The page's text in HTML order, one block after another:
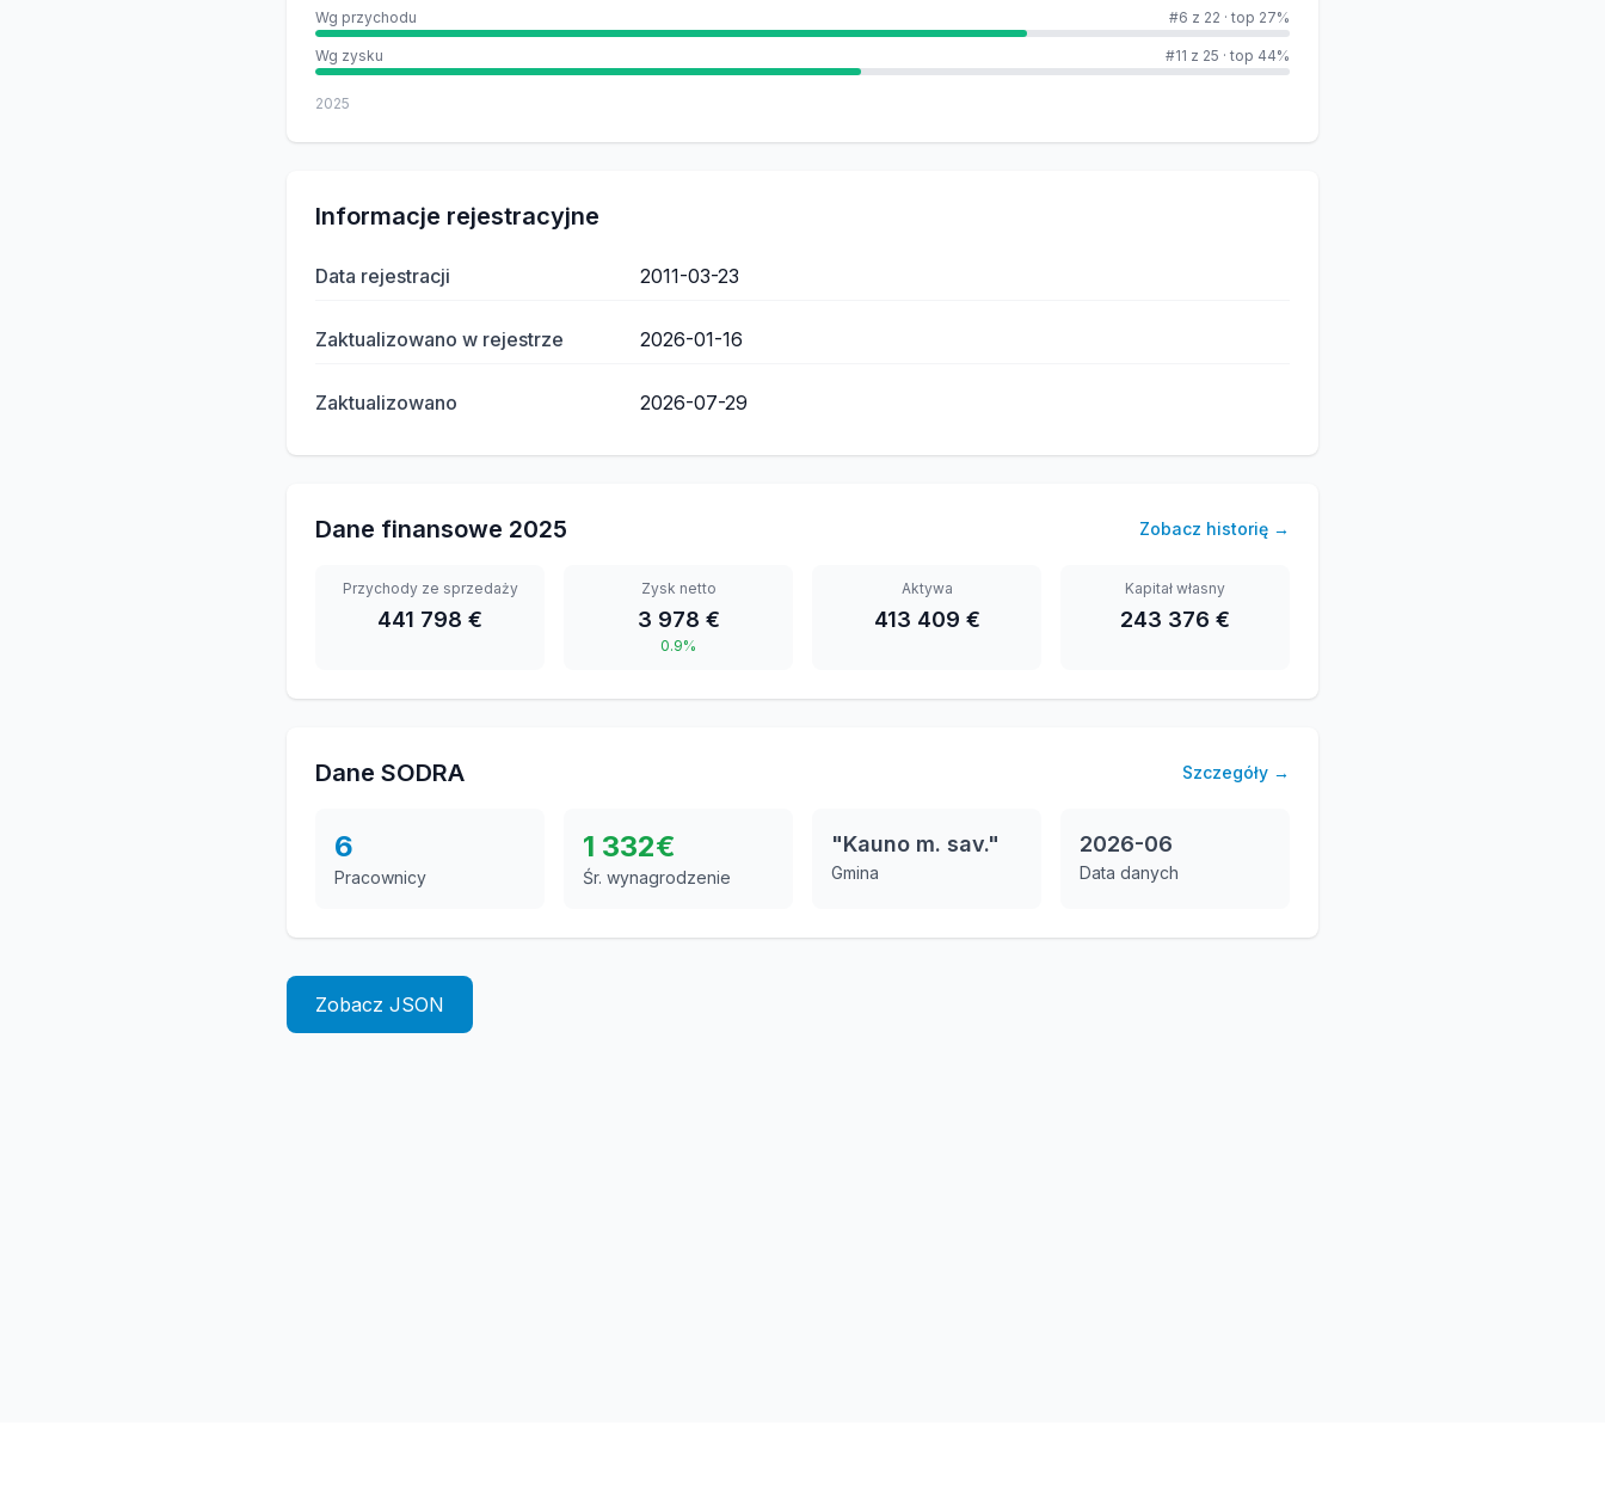
Wg przychodu #6 z 22 · top 27%
Wg zysku #11 z 25 · top 44%
2025
Informacje rejestracyjne
Data rejestracji 2011-03-23
Zaktualizowano w rejestrze 2026-01-16
Zaktualizowano 2026-07-29
Dane finansowe 2025 Zobacz historię →
Przychody ze sprzedaży
441 798 €
Zysk netto
3 978 €
0.9%
Aktywa
413 409 €
Kapitał własny
243 376 €
Dane SODRA Szczegóły →
6
Pracownicy
1 332€
Śr. wynagrodzenie
"Kauno m. sav."
Gmina
2026-06
Data danych
Zobacz JSON